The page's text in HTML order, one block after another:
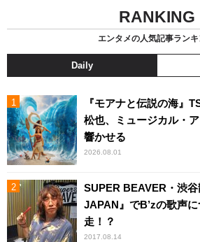
RANKING
エンタメの人気記事ラン
Daily
『モアナと伝説の海』
松也、ミュージカル・
響かせる
2026.08.01
SUPER BEAVER・渋
JAPAN』でB’zの歌声
走！？
2017.08.14